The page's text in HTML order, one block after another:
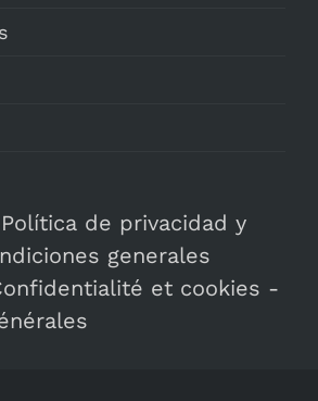
Política de privacidad y
generales
et cookies -